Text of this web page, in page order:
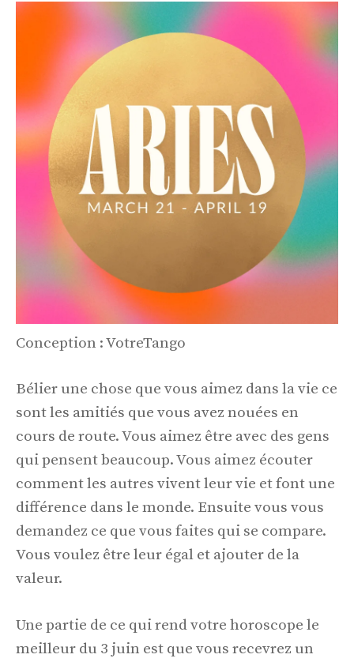
Conception : VotreTango
Bélier une chose que vous aimez dans la vie ce
sont les amitiés que vous avez nouées en
cours de route. Vous aimez être avec des gens
qui pensent beaucoup. Vous aimez écouter
comment les autres vivent leur vie et font une
différence dans le monde. Ensuite vous vous
demandez ce que vous faites qui se compare.
Vous voulez être leur égal et ajouter de la
valeur.
Une partie de ce qui rend votre horoscope le
meilleur du 3 juin est que vous recevrez un